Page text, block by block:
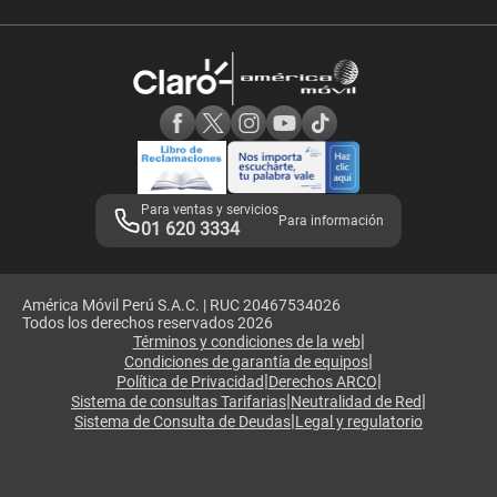
Consulta de IMEI
Consulta de reclamos
Adquirientes iPhone 6, 6S y SE
Mensaje de Seguridad
Términos y Condiciones de Tienda Claro
Libro de Reclamaciones
Legales de marketplace
Para ventas y servicios
01 620 3334 Para información
América Móvil Perú S.A.C. | RUC 20467534026
Todos los derechos reservados 2026
Términos y condiciones de la web|
Condiciones de garantía de equipos|
Política de Privacidad|Derechos ARCO|
Sistema de consultas Tarifarias|Neutralidad de Red|
Sistema de Consulta de Deudas|Legal y regulatorio